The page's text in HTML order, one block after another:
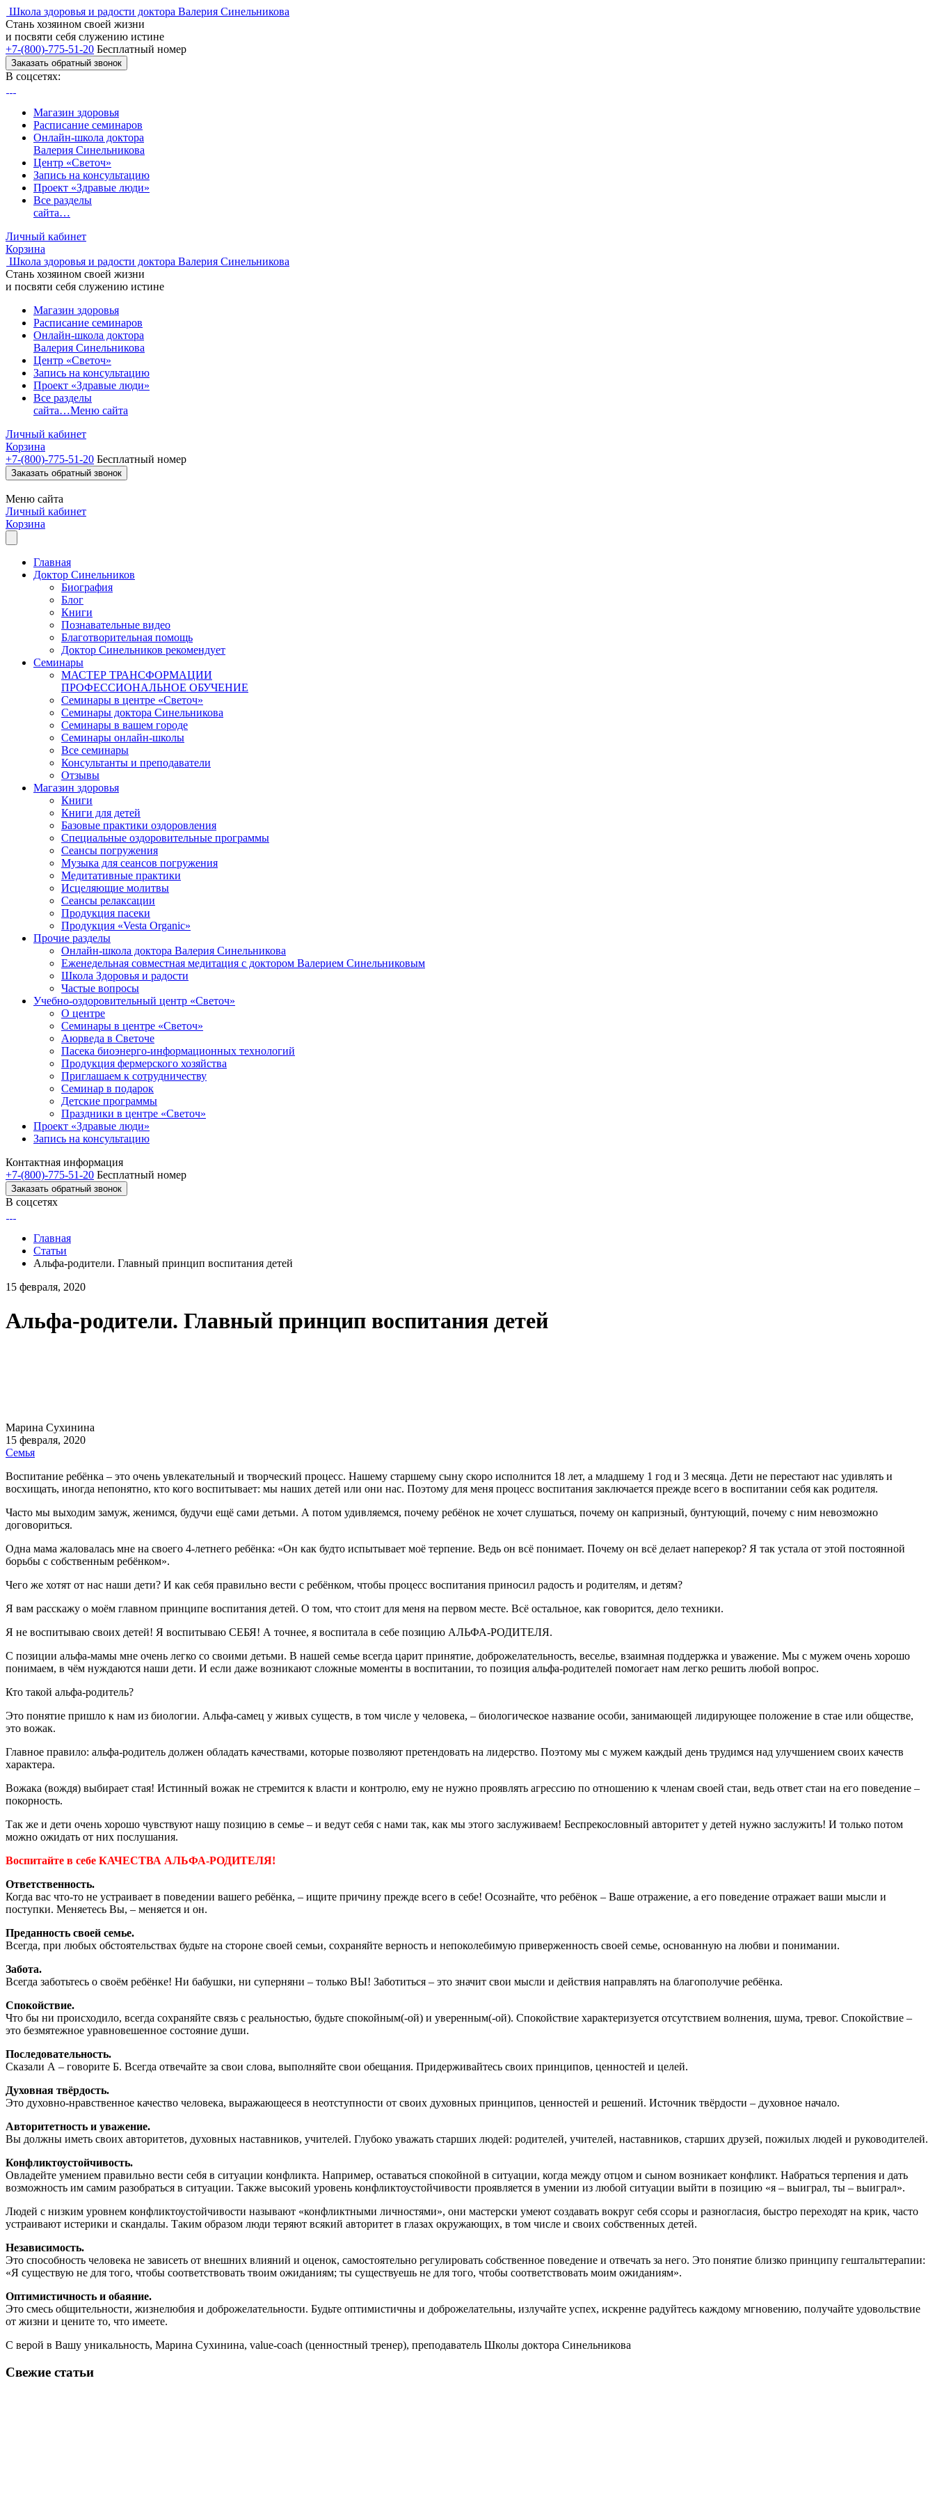
Школа здоровья и радости доктора Валерия Синельникова
Стань хозяином своей жизни
и посвяти себя служению истине
+7-(800)-775-51-20 Бесплатный номер
Заказать обратный звонок
В соцсетях:
Магазин здоровья
Расписание семинаров
Онлайн-школа доктора
Валерия Синельникова
Центр «Светоч»
Запись на консультацию
Проект «Здравые люди»
Все разделы
сайта…
Личный кабинет
Корзина
Школа здоровья и радости доктора Валерия Синельникова
Стань хозяином своей жизни
и посвяти себя служению истине
Магазин здоровья
Расписание семинаров
Онлайн-школа доктора
Валерия Синельникова
Центр «Светоч»
Запись на консультацию
Проект «Здравые люди»
Все разделы
сайта…Меню сайта
Личный кабинет
Корзина
+7-(800)-775-51-20 Бесплатный номер
Заказать обратный звонок
Меню сайта
Личный кабинет
Корзина
Главная
Доктор Синельников
Биография
Блог
Книги
Познавательные видео
Благотворительная помощь
Доктор Синельников рекомендует
Семинары
МАСТЕР ТРАНСФОРМАЦИИ
ПРОФЕССИОНАЛЬНОЕ ОБУЧЕНИЕ
Семинары в центре «Светоч»
Семинары доктора Синельникова
Семинары в вашем городе
Семинары онлайн-школы
Все семинары
Консультанты и преподаватели
Отзывы
Магазин здоровья
Книги
Книги для детей
Базовые практики оздоровления
Специальные оздоровительные программы
Сеансы погружения
Музыка для сеансов погружения
Медитативные практики
Исцеляющие молитвы
Сеансы релаксации
Продукция пасеки
Продукция «Vesta Organic»
Прочие разделы
Онлайн-школа доктора Валерия Синельникова
Еженедельная совместная медитация с доктором Валерием Синельниковым
Школа Здоровья и радости
Частые вопросы
Учебно-оздоровительный центр «Светоч»
О центре
Семинары в центре «Светоч»
Аюрведа в Светоче
Пасека биоэнерго-информационных технологий
Продукция фермерского хозяйства
Приглашаем к сотрудничеству
Семинар в подарок
Детские программы
Праздники в центре «Светоч»
Проект «Здравые люди»
Запись на консультацию
Контактная информация
+7-(800)-775-51-20 Бесплатный номер
Заказать обратный звонок
В соцсетях
Главная
Статьи
Альфа-родители. Главный принцип воспитания детей
15 февраля, 2020
Альфа-родители. Главный принцип воспитания детей
Марина Сухинина
15 февраля, 2020
Семья
Воспитание ребёнка ‒ это очень увлекательный и творческий процесс. Нашему старшему сыну скоро исполнится 18 лет, а младшему 1 год и 3 месяца. Дети не перестают нас удивлять и
восхищать, иногда непонятно, кто кого воспитывает: мы наших детей или они нас. Поэтому для меня процесс воспитания заключается прежде всего в воспитании себя как родителя.
Часто мы выходим замуж, женимся, будучи ещё сами детьми. А потом удивляемся, почему ребёнок не хочет слушаться, почему он капризный, бунтующий, почему с ним невозможно
договориться.
Одна мама жаловалась мне на своего 4-летнего ребёнка: «Он как будто испытывает моё терпение. Ведь он всё понимает. Почему он всё делает наперекор? Я так устала от этой постоянной
борьбы с собственным ребёнком».
Чего же хотят от нас наши дети? И как себя правильно вести с ребёнком, чтобы процесс воспитания приносил радость и родителям, и детям?
Я вам расскажу о моём главном принципе воспитания детей. О том, что стоит для меня на первом месте. Всё остальное, как говорится, дело техники.
Я не воспитываю своих детей! Я воспитываю СЕБЯ! А точнее, я воспитала в себе позицию АЛЬФА-РОДИТЕЛЯ.
С позиции альфа-мамы мне очень легко со своими детьми. В нашей семье всегда царит принятие, доброжелательность, веселье, взаимная поддержка и уважение. Мы с мужем очень хорошо
понимаем, в чём нуждаются наши дети. И если даже возникают сложные моменты в воспитании, то позиция альфа-родителей помогает нам легко решить любой вопрос.
Кто такой альфа-родитель?
Это понятие пришло к нам из биологии. Альфа-самец у живых существ, в том числе у человека, ‒ биологическое название особи, занимающей лидирующее положение в стае или обществе,
это вожак.
Главное правило: альфа-родитель должен обладать качествами, которые позволяют претендовать на лидерство. Поэтому мы с мужем каждый день трудимся над улучшением своих качеств
характера.
Вожака (вождя) выбирает стая! Истинный вожак не стремится к власти и контролю, ему не нужно проявлять агрессию по отношению к членам своей стаи, ведь ответ стаи на его поведение –
покорность.
Так же и дети очень хорошо чувствуют нашу позицию в семье ‒ и ведут себя с нами так, как мы этого заслуживаем! Беспрекословный авторитет у детей нужно заслужить! И только потом
можно ожидать от них послушания.
Воспитайте в себе КАЧЕСТВА АЛЬФА-РОДИТЕЛЯ!
Ответственность.
Когда вас что-то не устраивает в поведении вашего ребёнка, ‒ ищите причину прежде всего в себе! Осознайте, что ребёнок ‒ Ваше отражение, а его поведение отражает ваши мысли и
поступки. Меняетесь Вы, ‒ меняется и он.
Преданность своей семье.
Всегда, при любых обстоятельствах будьте на стороне своей семьи, сохраняйте верность и непоколебимую приверженность своей семье, основанную на любви и понимании.
Забота.
Всегда заботьтесь о своём ребёнке! Ни бабушки, ни суперняни ‒ только ВЫ! Заботиться – это значит свои мысли и действия направлять на благополучие ребёнка.
Спокойствие.
Что бы ни происходило, всегда сохраняйте связь с реальностью, будьте спокойным(-ой) и уверенным(-ой). Спокойствие характеризуется отсутствием волнения, шума, тревог. Спокойствие –
это безмятежное уравновешенное состояние души.
Последовательность.
Сказали А ‒ говорите Б. Всегда отвечайте за свои слова, выполняйте свои обещания. Придерживайтесь своих принципов, ценностей и целей.
Духовная твёрдость.
Это духовно-нравственное качество человека, выражающееся в неотступности от своих духовных принципов, ценностей и решений. Источник твёрдости ‒ духовное начало.
Авторитетность и уважение.
Вы должны иметь своих авторитетов, духовных наставников, учителей. Глубоко уважать старших людей: родителей, учителей, наставников, старших друзей, пожилых людей и руководителей.
Конфликтоустойчивость.
Овладейте умением правильно вести себя в ситуации конфликта. Например, оставаться спокойной в ситуации, когда между отцом и сыном возникает конфликт. Набраться терпения и дать
возможность им самим разобраться в ситуации. Также высокий уровень конфликтоустойчивости проявляется в умении из любой ситуации выйти в позицию «я – выиграл, ты – выиграл».
Людей с низким уровнем конфликтоустойчивости называют «конфликтными личностями», они мастерски умеют создавать вокруг себя ссоры и разногласия, быстро переходят на крик, часто
устраивают истерики и скандалы. Таким образом люди теряют всякий авторитет в глазах окружающих, в том числе и своих собственных детей.
Независимость.
Это способность человека не зависеть от внешних влияний и оценок, самостоятельно регулировать собственное поведение и отвечать за него. Это понятие близко принципу гештальттерапии:
«Я существую не для того, чтобы соответствовать твоим ожиданиям; ты существуешь не для того, чтобы соответствовать моим ожиданиям».
Оптимистичность и обаяние.
Это смесь общительности, жизнелюбия и доброжелательности. Будьте оптимистичны и доброжелательны, излучайте успех, искренне радуйтесь каждому мгновению, получайте удовольствие
от жизни и цените то, что имеете.
С верой в Вашу уникальность, Марина Сухинина, value-coach (ценностный тренер), преподаватель Школы доктора Синельникова
Свежие статьи